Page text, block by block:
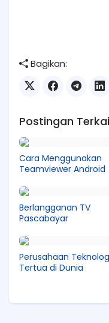
Bagikan:
Postingan
Cara Menggunakan
Teamviewer Android
Berlangganan TV
Pascabayar
Perusahaan
Tertua di Dunia